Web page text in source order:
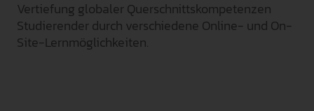
Vertiefung globaler Querschnittskompetenzen
Studierender durch verschiedene Online- und On-
Site-Lernmöglichkeiten.